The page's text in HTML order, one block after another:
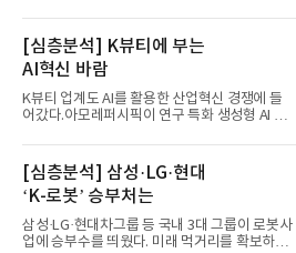
[심층분석] K뷰티에 부는
AI혁신 바람
K뷰티 업계도 AI를 활용한 산업혁신 경쟁에 들
어갔다.아모레퍼시픽이 연구 특화 생성형 AI 플
[심층분석] 삼성·LG·현대
‘K-로봇’ 승부처는
삼성·LG·현대차그룹 등 국내 3대 그룹이 로봇사
업에 승부수를 띄웠다. 미래 먹거리를 확보하기